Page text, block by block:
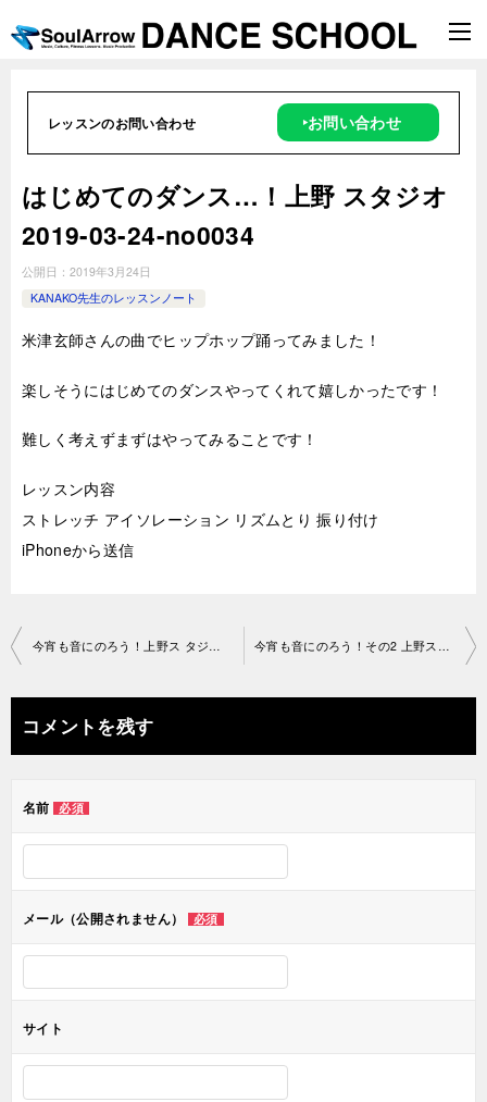
レッスンのお問い合わせ ‣お問い合わせ
はじめてのダンス…！上野 スタジオ
2019-03-24-no0034
公開日： 2019年3月24日
KANAKO先生のレッスンノート
米津玄師さんの曲でヒップホップ踊ってみました！
楽しそうにはじめてのダンスやってくれて嬉しかったです！
難しく考えずまずはやってみることです！
レッスン内容
ストレッチ アイソレーション リズムとり 振り付け
iPhoneから送信
投
ナ
ビ
ー
ン
今宵も音にのろう！上野ス タジオ2019-03-22-no0034-1208 今宵も音にのろう！その2 上野スタジオ2019-03-24-no0034-1208
コメントを残す
名前 必須
メール（公開されません） 必須
サイト